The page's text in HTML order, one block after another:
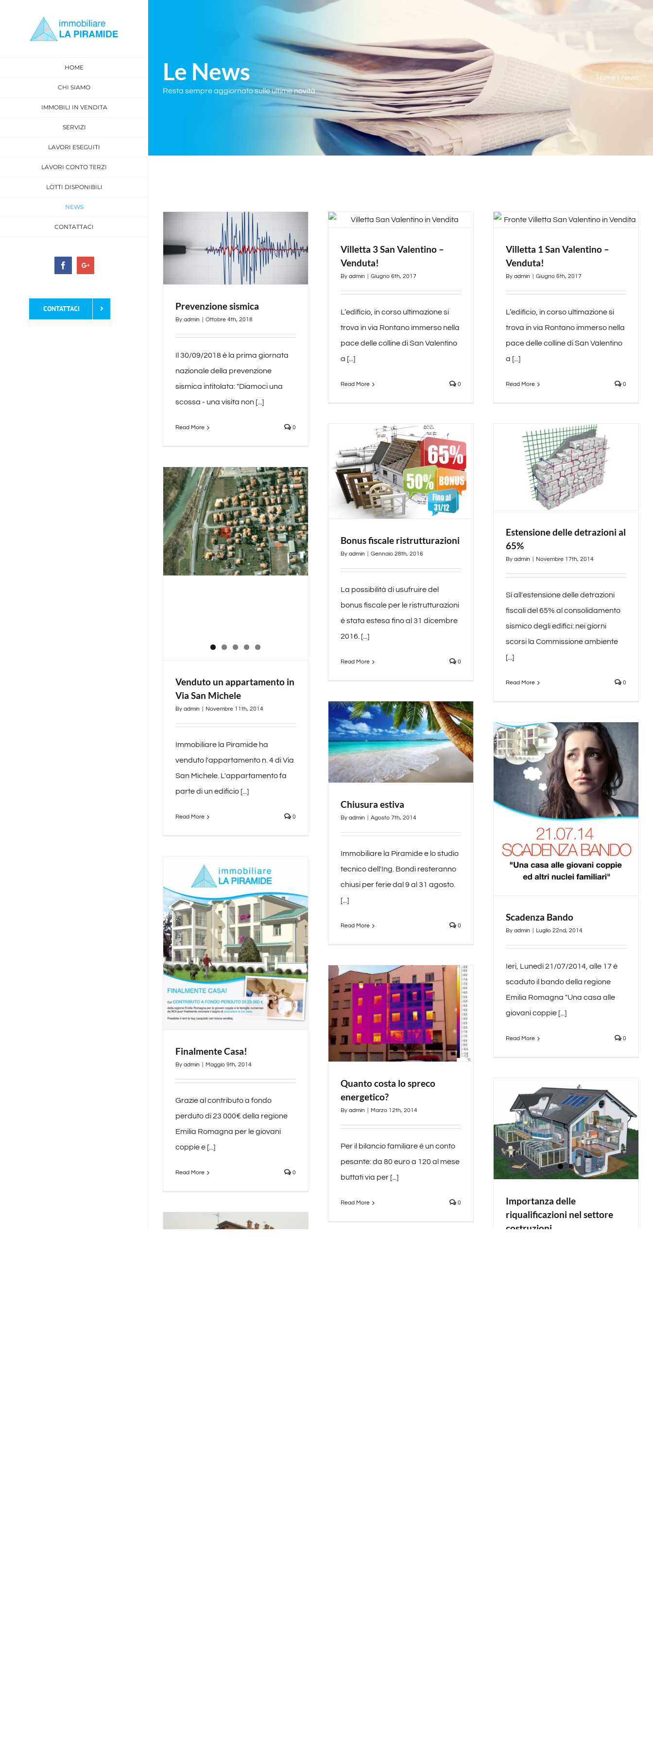
HOME
CHI SIAMO
IMMOBILI IN VENDITA
SERVIZI
LAVORI ESEGUITI
LAVORI CONTO TERZI
LOTTI DISPONIBILI
NEWS
CONTATTACI
FacebookGoogle+
CONTATTACI
Le News
Resta sempre aggiornato sulle ultime novità
Home News
Prevenzione sismica
By admin Ottobre 4th, 2018
Il 30/09/2018 è la prima giornata
nazionale della prevenzione
sismica intitolata: "Diamoci una
scossa - una visita non [...]
Read More 0
Villetta 3 San Valentino –
Venduta!
By admin Giugno 6th, 2017
L‘edificio, in corso ultimazione si
trova in via Rontano immerso nella
pace delle colline di San Valentino
a [...]
Read More 0
Villetta 1 San Valentino –
Venduta!
By admin Giugno 6th, 2017
L‘edificio, in corso ultimazione si
trova in via Rontano immerso nella
pace delle colline di San Valentino
a [...]
Read More 0
Bonus fiscale ristrutturazioni
By admin Gennaio 28th, 2016
La possibilità di usufruire del
bonus fiscale per le ristrutturazioni
è stata estesa fino al 31 dicembre
2016. [...]
Read More 0
Estensione delle detrazioni al
65%
By admin Novembre 17th, 2014
Sì all'estensione delle detrazioni
fiscali del 65% al consolidamento
sismico degli edifici: nei giorni
scorsi la Commissione ambiente
[...]
Read More 0
Venduto un appartamento in
Via San Michele
By admin Novembre 11th, 2014
Immobiliare la Piramide ha
venduto l'appartamento n. 4 di Via
San Michele. L'appartamento fa
parte di un edificio [...]
Read More 0
Chiusura estiva
By admin Agosto 7th, 2014
Immobiliare la Piramide e lo studio
tecnico dell'Ing. Bondi resteranno
chiusi per ferie dal 9 al 31 agosto.
[...]
Read More 0
Scadenza Bando
By admin Luglio 22nd, 2014
Ieri, Lunedì 21/07/2014, alle 17 è
scaduto il bando della regione
Emilia Romagna "Una casa alle
giovani coppie [...]
Read More 0
Finalmente Casa!
By admin Maggio 9th, 2014
Grazie al contributo a fondo
perduto di 23 000€ della regione
Emilia Romagna per le giovani
coppie e [...]
Read More 0
Quanto costa lo spreco
energetico?
By admin Marzo 12th, 2014
Per il bilancio familiare è un conto
pesante: da 80 euro a 120 al mese
buttati via per [...]
Read More 0
Importanza delle
riqualificazioni nel settore
costruzioni